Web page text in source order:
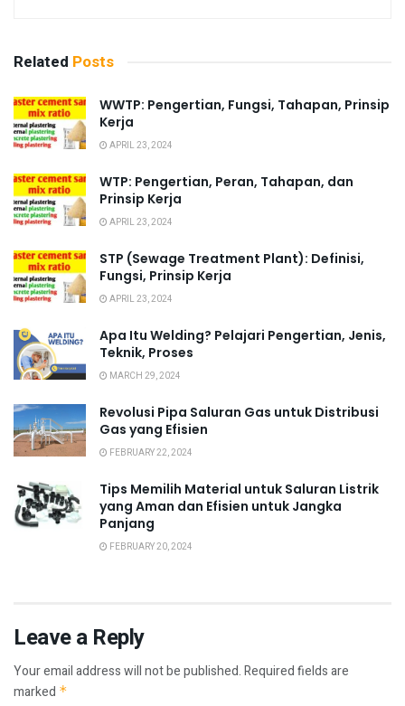
Related Posts
WWTP: Pengertian, Fungsi, Tahapan, Prinsip
Kerja
APRIL 23, 2024
WTP: Pengertian, Peran, Tahapan, dan
Prinsip Kerja
APRIL 23, 2024
STP (Sewage Treatment Plant): Definisi,
Fungsi, Prinsip Kerja
APRIL 23, 2024
Apa Itu Welding? Pelajari Pengertian, Jenis,
Teknik, Proses
MARCH 29, 2024
Revolusi Pipa Saluran Gas untuk Distribusi
Gas yang Efisien
FEBRUARY 22, 2024
Tips Memilih Material untuk Saluran Listrik
yang Aman dan Efisien untuk Jangka
Panjang
FEBRUARY 20, 2024
Leave a Reply
Your email address will not be published.Required fields are
marked *